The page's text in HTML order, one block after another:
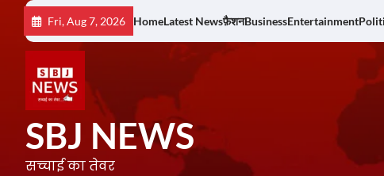
content
Fri, Aug 7, 2026 HomeLatest Newsफ़ैशनBusinessEntertainment
SBJ NEWS
सच्चाई का तेवर